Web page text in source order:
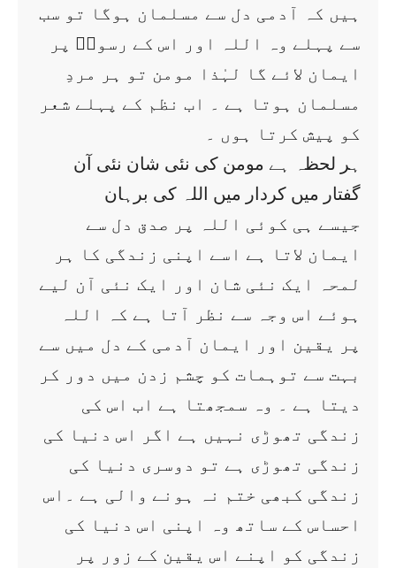
ہیں کہ آدمی دل سے مسلمان ہوگا تو سب
سے پہلے وہ اللہ اور اس کے رسولؐ پر
ایمان لائے گا لہٰذا مومن تو ہر مردِ
مسلمان ہوتا ہے ۔ اب نظم کے پہلے شعر
کو پیش کرتا ہوں ۔
ہر لحظہ ہے مومن کی نئی شان نئی آن
گفتار میں کردار میں اللہ کی برہان
جیسے ہی کوئی اللہ پر صدق دل سے
ایمان لاتا ہے اسے اپنی زندگی کا ہر
لمحہ ایک نئی شان اور ایک نئی آن لیے
ہوئے اس وجہ سے نظر آتا ہے کہ اللہ
پر یقین اور ایمان آدمی کے دل میں سے
بہت سے توہمات کو چشم زدن میں دور کر
دیتا ہے ۔ وہ سمجھتا ہے اب اس کی
زندگی تھوڑی نہیں ہے اگر اس دنیا کی
زندگی تھوڑی ہے تو دوسری دنیا کی
زندگی کبھی ختم نہ ہونے والی ہے ۔اس
احساس کے ساتھ وہ اپنی اس دنیا کی
زندگی کو اپنے اس یقین کے زور پر